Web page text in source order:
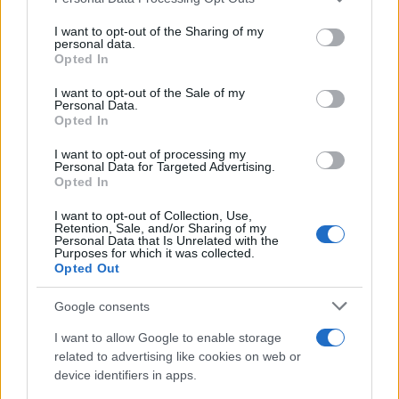
not limited to your visit or usage behaviour. You may click to
grant or deny consent to Google and its third-party tags to
use your data for below specified purposes in below Google
consent section.
I want to opt-out of the Sharing of my
personal data.
Opted In
I want to opt-out of the Sale of my
Personal Data.
Opted In
I want to opt-out of processing my
Personal Data for Targeted Advertising.
Opted In
I want to opt-out of Collection, Use,
Retention, Sale, and/or Sharing of my
Personal Data that Is Unrelated with the
Purposes for which it was collected.
Opted Out
Google consents
I want to allow Google to enable storage
related to advertising like cookies on web or
device identifiers in apps.
Η φωτογραφία του, "mugshot" στα αγγλικά, που
τραβήχτηκε από τις υπηρεσίες του σερίφη της
πρωτεύουσας της πολιτείας της Τζόρτζια,
κυκλοφόρησε σε μπλουζάκια, σφηνοπότηρα,
υποστηρικτές του όσο και από πολέμιους.
Η εν λόγω φωτογραφία του με κόκκινη γραβάτα,
μαλλιά που λάμπουν και βλοσυρό βλέμμα
τραβήχτηκε καθώς ο Ρεπουμπλικανός υποψήφιος
για τις προεδρικές εκλογές συνελήφθη για πάνω
από 12 κατηγορίες σε βαθμό κακουργήματος στο